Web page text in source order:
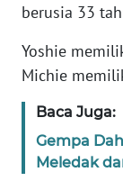
berusia 33
Yoshie
Michie
Baca Juga:
Gempa
Meledak
KARIR
DISCLAIMER
Wahana
Regional